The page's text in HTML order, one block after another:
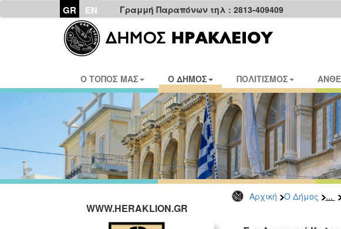
GR EN Γραμμή Παραπόνων τηλ : 2813-409409
Ο ΤΟΠΟΣ ΜΑΣ Ο ΔΗΜΟΣ ΠΟΛΙΤΙΣΜΟΣ
Αρχική Ο Δήμος ...
WWW.HERAKLION.GR